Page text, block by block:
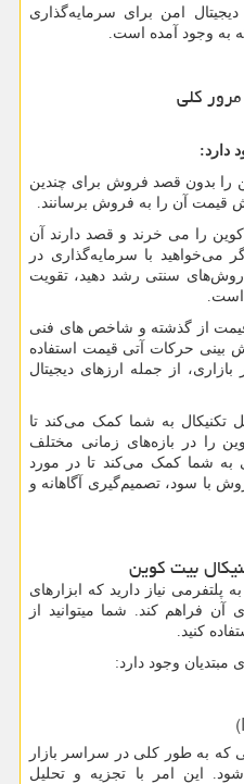
امن‌ برای سرمایه‌گذاری
به وجود آمده است.
کلی
دارد:
را بدون قصد فروش برای چندین
قیمت آن را به فروش برسانند.
را می خرند و قصد دارند آن
می‌خواهید با سرمایه‌گذاری در
روش‌های سنتی رشد دهید، تقویت
است.
قیمت از گذشته و شاخص های فنی
بینی حرکات آتی قیمت استفاده
از جمله ارزهای دیجیتال
تکنیکال به شما کمک می‌کند تا
را در بازه‌های زمانی مختلف
به شما کمک می‌کند تا در مورد
با سود، تصمیم‌گیری آگاهانه و
بیت کوین
پلتفرمی نیاز دارید که ابزارهای
آن فراهم کند. شما میتوانید از
کنید.
وجود دارد:
)
به طور کلی در سراسر بازار
این امر با تجزیه و تحلیل